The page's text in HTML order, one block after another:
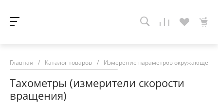
Главная / Каталог товаров / Измерение параметров окружающей
Тахометры (измерители скорости
вращения)